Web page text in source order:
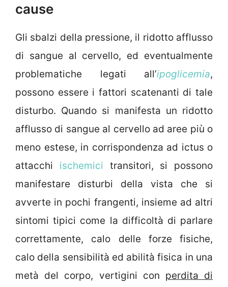
cause
Gli sbalzi della pressione, il ridotto afflusso
di sangue al cervello, ed eventualmente
problematiche legati all’ipoglicemia,
possono essere i fattori scatenanti di tale
disturbo. Quando si manifesta un ridotto
afflusso di sangue al cervello ad aree più o
meno estese, in corrispondenza ad ictus o
attacchi ischemici transitori, si possono
manifestare disturbi della vista che si
avverte in pochi frangenti, insieme ad altri
sintomi tipici come la difficoltà di parlare
correttamente, calo delle forze fisiche,
calo della sensibilità ed abilità fisica in una
metà del corpo, vertigini con perdita di